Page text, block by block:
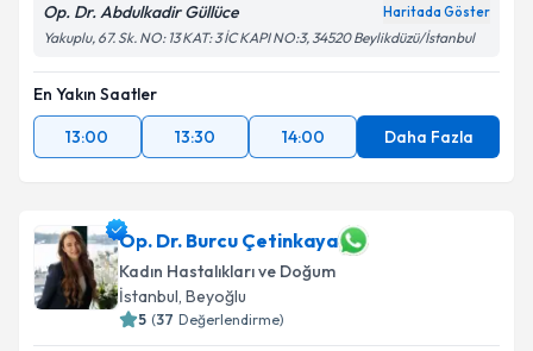
Op. Dr. Abdulkadir Güllüce Haritada Göster
Yakuplu, 67. Sk. NO: 13 KAT: 3 İC KAPI NO:3, 34520 Beylikdüzü/İstanbul
En Yakın Saatler
13:00
13:30 14:00 Daha Fazla
Op. Dr. Burcu Çetinkaya
Kadın Hastalıkları ve Doğum
İstanbul, Beyoğlu
5 (37 Değerlendirme)